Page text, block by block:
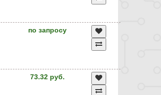
по запросу
73.32 руб.